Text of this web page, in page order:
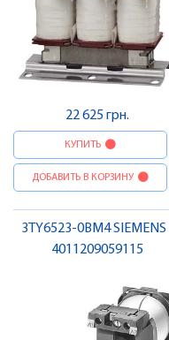
22 625 грн.
КУПИТЬ
ДОБАВИТЬ В КОРЗИНУ
3TY6523-0BM4 SIEMENS |
4011209059115